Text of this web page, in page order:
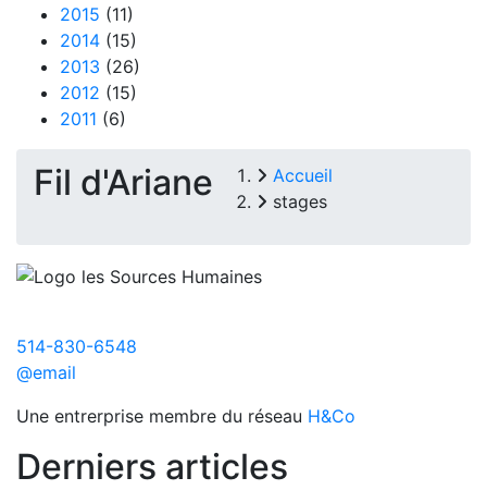
2015 (11)
2014 (15)
2013 (26)
2012 (15)
2011 (6)
Fil d'Ariane
Accueil
stages
514-830-6548
@email
Une entrerprise membre du réseau H&Co
Derniers articles